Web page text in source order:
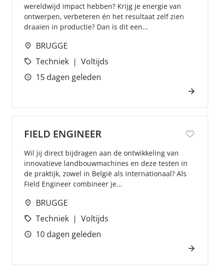
wereldwijd impact hebben? Krijg je energie van
ontwerpen, verbeteren én het resultaat zelf zien
draaien in productie? Dan is dit een...
BRUGGE
Techniek
Voltijds
15 dagen geleden
FIELD ENGINEER
Wil jij direct bijdragen aan de ontwikkeling van
innovatieve landbouwmachines en deze testen in
de praktijk, zowel in België als internationaal? Als
Field Engineer combineer je...
BRUGGE
Techniek
Voltijds
10 dagen geleden